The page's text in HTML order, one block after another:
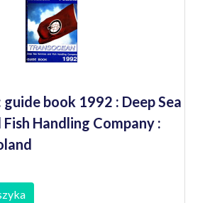
guide book 1992 : Deep Sea
Handling Company :